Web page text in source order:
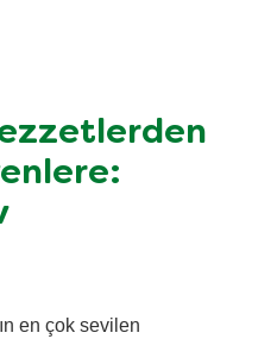
en çok sevilen